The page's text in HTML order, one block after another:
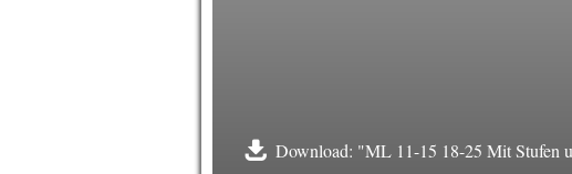
Download: "ML 11-15 18-25 Mit Stufen